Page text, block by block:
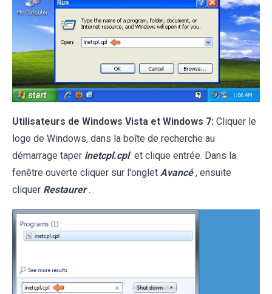
Utilisateurs de Windows Vista et Windows 7: Cliquer le
logo de Windows, dans la boîte de recherche au
démarrage taper inetcpl.cpl et clique entrée. Dans la
fenêtre ouverte cliquer sur l'onglet Avancé , ensuite
cliquer Restaurer .